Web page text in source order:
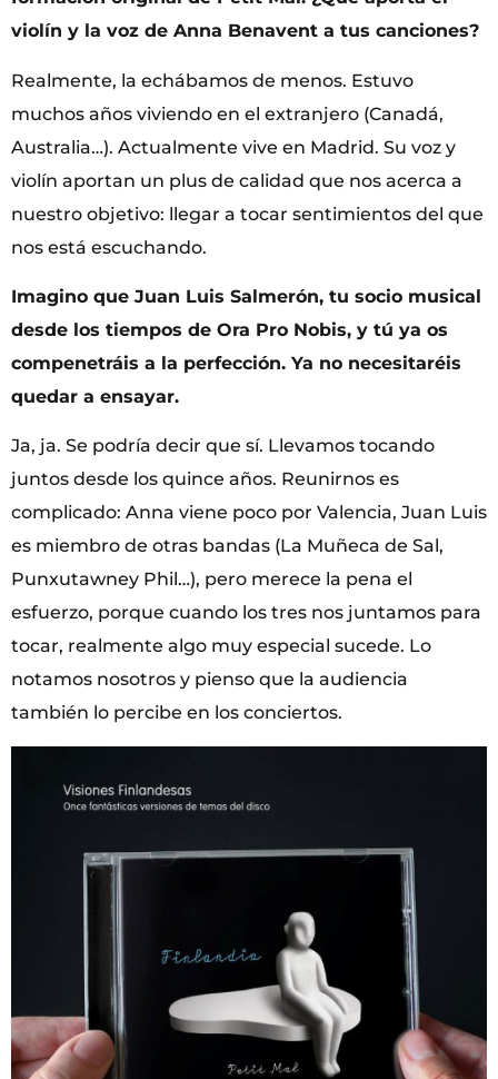
violín y la voz de Anna Benavent a tus canciones?
Realmente, la echábamos de menos. Estuvo
muchos años viviendo en el extranjero (Canadá,
Australia…). Actualmente vive en Madrid. Su voz y
violín aportan un plus de calidad que nos acerca a
nuestro objetivo: llegar a tocar sentimientos del que
nos está escuchando.
Imagino que Juan Luis Salmerón, tu socio musical
desde los tiempos de Ora Pro Nobis, y tú ya os
compenetráis a la perfección. Ya no necesitaréis
quedar a ensayar.
Ja, ja. Se podría decir que sí. Llevamos tocando
juntos desde los quince años. Reunirnos es
complicado: Anna viene poco por Valencia, Juan Luis
es miembro de otras bandas (La Muñeca de Sal,
Punxutawney Phil…), pero merece la pena el
esfuerzo, porque cuando los tres nos juntamos para
tocar, realmente algo muy especial sucede. Lo
notamos nosotros y pienso que la audiencia
también lo percibe en los conciertos.